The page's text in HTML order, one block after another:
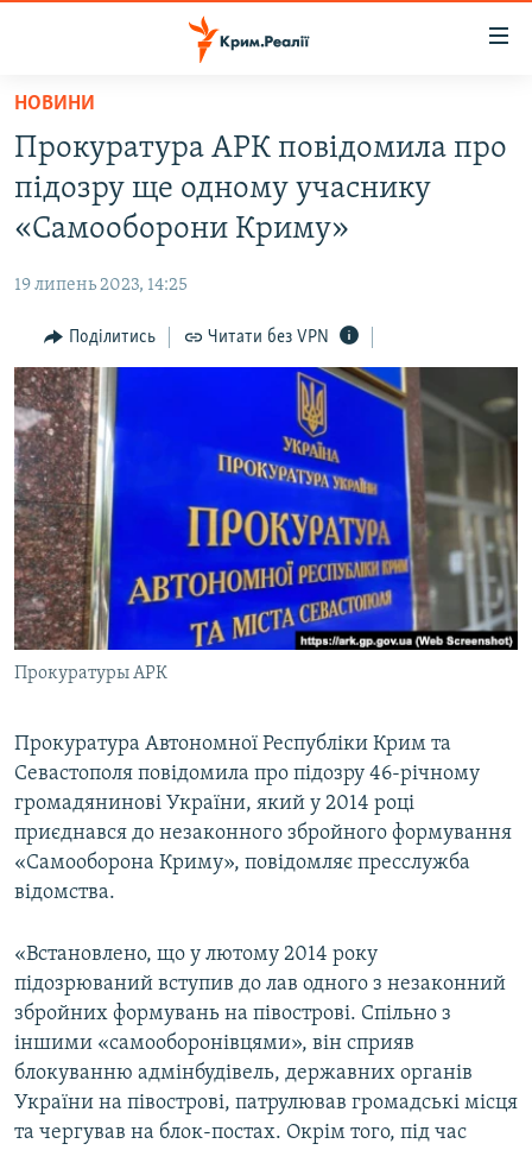
Перейти
основного
матеріалу
Перейти
до
основної
Перейти
до
пошуку
ВОДА.КРИМ
ВІДЕО ТА ФОТО
БЛОГИ
ПОГЛЯД
ІНТЕРВ'Ю
ВСЕ ЗА ДЕНЬ
СПЕЦПРОЕКТИ
ДЕПОРТАЦІЯ
ВІДЕОУРОКИ «ELIFBE»
СВІДЧЕННЯ ОКУПАЦІЇ
УКРАЇНСЬКА ПРОБЛЕМА КРИМУ
ІНФОГРАФІКА
ЯК ОБІЙТИ БЛОКУВАННЯ
Русский
Qırımtatar
ДОЛУЧАЙСЯ!
Усі сайти RFE/RL
НОВИНИ
Прокуратура АРК повідомила про
підозру ще одному учаснику
«Самооборони Криму»
19 липень 2023, 14:25
Поділитись Читати без VPN
Прокуратуры АРК
Прокуратура Автономної Республіки Крим та
Севастополя повідомила про підозру 46-річному
громадянинові України, який у 2014 році
приєднався до незаконного збройного формування
«Самооборона Криму», повідомляє пресслужба
відомства.
«Встановлено, що у лютому 2014 року
підозрюваний вступив до лав одного з незаконний
збройних формувань на півострові. Спільно з
іншими «самооборонівцями», він сприяв
блокуванню адмінбудівель, державних органів
України на півострові, патрулював громадські місця
та чергував на блок-постах. Окрім того, під час